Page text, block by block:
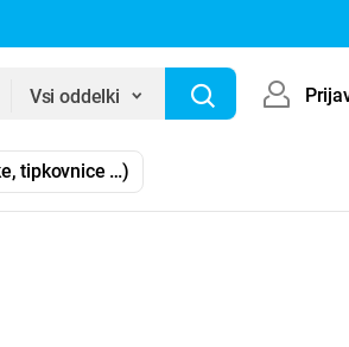
Vsi oddelki
tipkovnice …)